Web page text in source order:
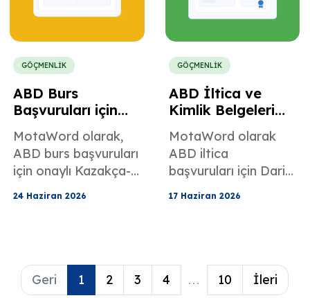
GÖÇMENLİK
ABD Burs
Başvuruları için
Sertifikalı
Kazakça-İngilizce
Çeviri
MotaWord olarak,
ABD burs başvuruları
için onaylı Kazakça-
İngilizce çeviri
24 Haziran 2026
GÖÇMENLİK
ABD İltica ve
Kimlik Belgeleri
için Dari Dili
Çevirisi
MotaWord olarak
ABD iltica
başvuruları için Dari
diline çeviri
17 Haziran 2026
Geri 1 2 3 4 ... 10 İleri